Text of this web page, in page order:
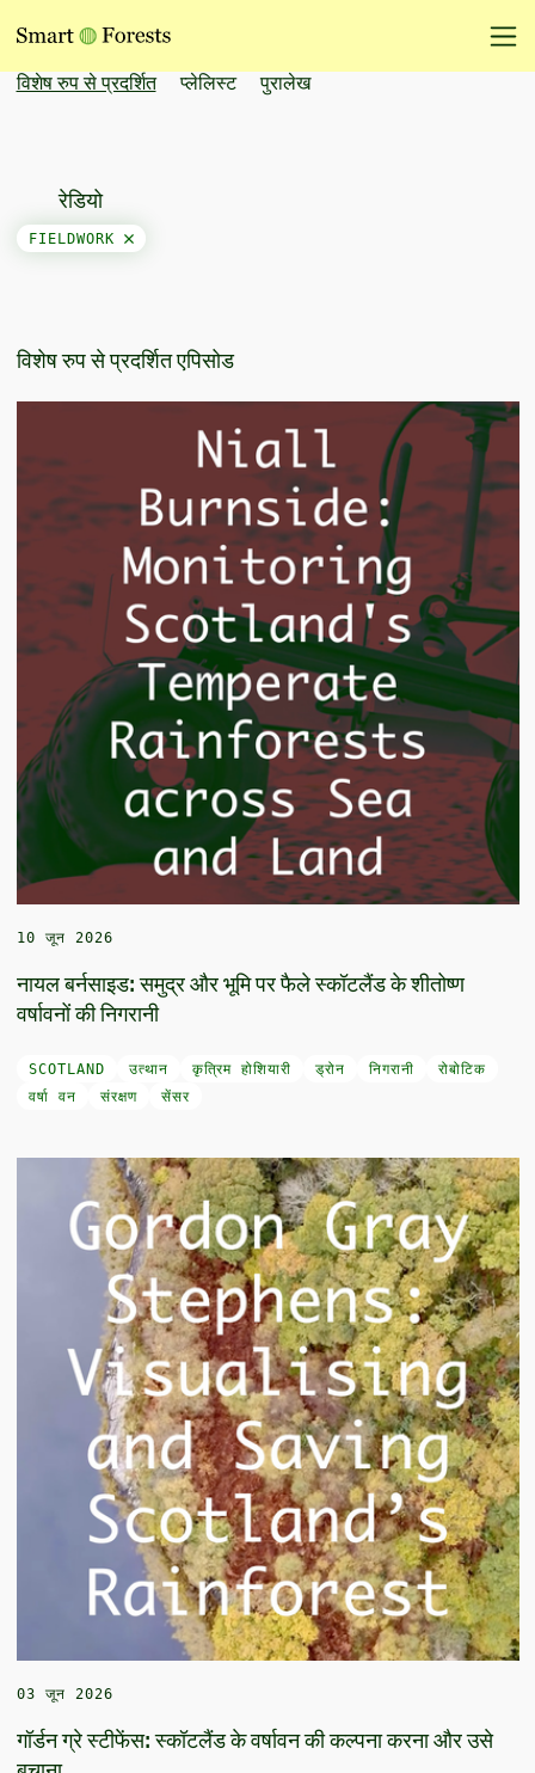
विशेष रुप से प्रदर्शित प्लेलिस्ट पुरालेख
रेडियो
FIELDWORK
विशेष रुप से प्रदर्शित एपिसोड
10 जून 2026
नायल बर्नसाइड: समुद्र और भूमि पर फैले स्कॉटलैंड के शीतोष्ण
वर्षावनों की निगरानी
SCOTLAND उत्थान कृत्रिम होशियारी ड्रोन निगरानी
रोबोटिक
वर्षा वन
संरक्षण सेंसर
03 जून 2026
गॉर्डन ग्रे स्टीफेंस: स्कॉटलैंड के वर्षावन की कल्पना करना और उसे